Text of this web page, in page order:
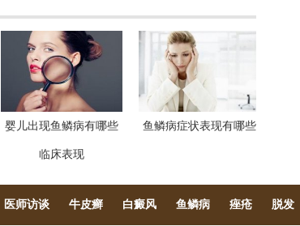
婴儿出现鱼鳞病有哪些
临床表现
鱼鳞病症状表现有哪些
医师访谈 牛皮癣 白癜风 鱼鳞病 痤疮 脱发